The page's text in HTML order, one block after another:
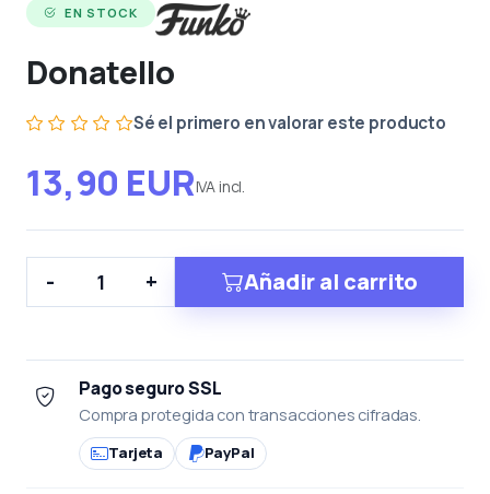
EN STOCK
Donatello
Sé el primero en valorar este producto
13,90 EURIVA incl.
- + Añadir al carrito
Pago seguro SSL
Compra protegida con transacciones cifradas.
Tarjeta PayPal